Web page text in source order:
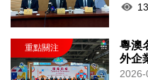
粵澳
外企